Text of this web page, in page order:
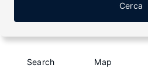
Cerca
Search Map